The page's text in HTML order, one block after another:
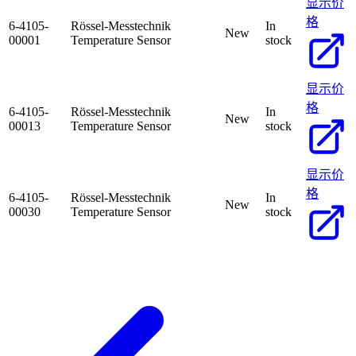
6-4105-
00001
Rössel-Messtechnik
Temperature Sensor
New
In
stock
格
6-4105-
00013
Rössel-Messtechnik
Temperature Sensor
New
In
stock
显示价
格
6-4105-
00030
Rössel-Messtechnik
Temperature Sensor
New
In
stock
显示价
格